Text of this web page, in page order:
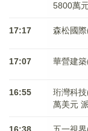
5800萬
17:17 森松國
17:07 華營建
16:55
珩灣科
萬美元